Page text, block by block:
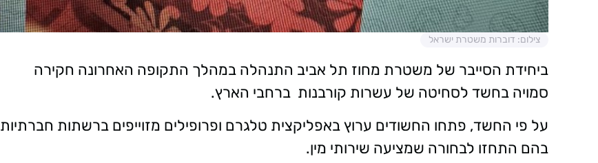
צילום: דוברות משטרת ישראל
ביחידת הסייבר של משטרת מחוז תל אביב התנהלה במהלך התקופה האחרונה חקירה
סמויה בחשד לסחיטה של עשרות קורבנות ברחבי הארץ.
על פי החשד, פתחו החשודים ערוץ באפליקצית טלגרם ופרופילים מזוייפים ברשתות חברתיות
בהם התחזו לבחורה שמציעה שירותי מין.